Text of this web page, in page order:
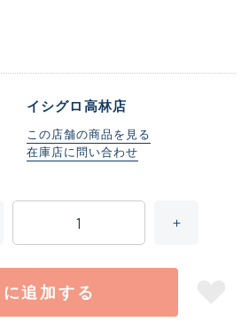
イシグロ高林店
この店舗の商品を見る
在庫店に問い合わせ
追加する